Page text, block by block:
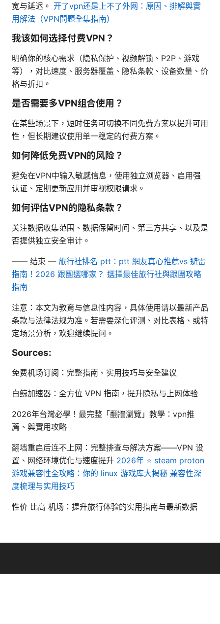
宽与延迟。 开了vpn还是上不了外网：原因、排解與實
用解法（VPN問題全集指南）
我该如何选择付费VPN？
明确你的核心需求（隐私保护、视频解锁、P2P、游戏
等），对比速度、服务器覆盖、隐私条款、设备数量、价
格与折扣。
是否需要多VPN组合使用？
在某些场景下，短时任务可切换不同免费方案以提升可用
性，但长期建议使用单一稳定的付费方案。
如何降低免费VPN的风险？
避免在VPN中输入敏感信息，使用独立浏览器、启用强
认证、定期更新应用并审视权限请求。
如何评估VPN的隐私条款？
关注数据收集范围、数据保留时间、第三方共享、以及是
否提供独立安全审计。
—— 结束 — 旅行社排名 ptt：ptt 網友真心推薦vs 避雷
指南！2026 跟團選哪家？ 選擇最佳旅行社與跟團攻略
指南
注意：本文为教育与信息性内容，具体使用请以最新产品
条款与法律法规为准。若需要深化评测、对比表格、或特
定场景分析，欢迎继续提问。
Sources:
免费机场订阅：完整指南、实用技巧与安全建议
白鲸加速器：全方位 VPN 指南，提升隐私与上网体验
2026年台灣必學！最完整「翻牆瀏覽」教學：vpn推
薦、與實用攻略
翻墙重启后连不上网：完整排查与解决方案——VPN 设
置、网络环境优化与速度提升 2026年 ⭐ steam proton
游戏兼容性全攻略：你的 linux 游戏库大揭秘 兼容性深
度梳理与实用技巧
性价 比高 机场：提升旅行体验的实用指南与最新数据